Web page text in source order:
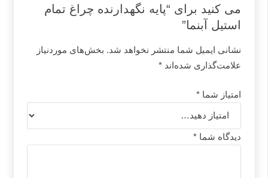
می کنید برای “پایه نگهدارنده چراغ تمام
استیل آبنما”
نشانی ایمیل شما منتشر نخواهد شد. بخش‌های موردنیاز
علامت‌گذاری شده‌اند *
امتیاز شما *
دیدگاه شما *